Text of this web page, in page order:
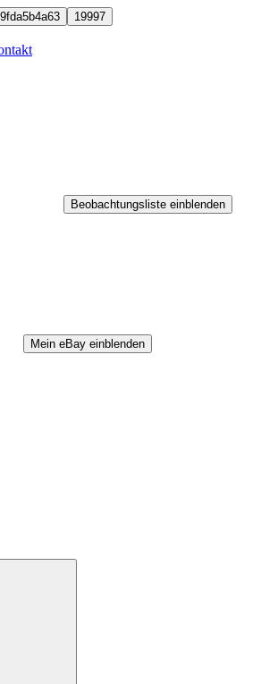
19997
Beobachtungsliste einblenden
Mein eBay einblenden